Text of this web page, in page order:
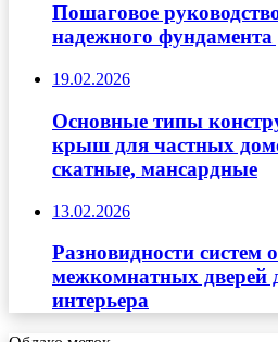
Пошаговое
надежного
19.02.2026
Основные типы
крыш для частных
скатные, мансардные
13.02.2026
Разновидности систем
межкомнатных дверей
интерьера